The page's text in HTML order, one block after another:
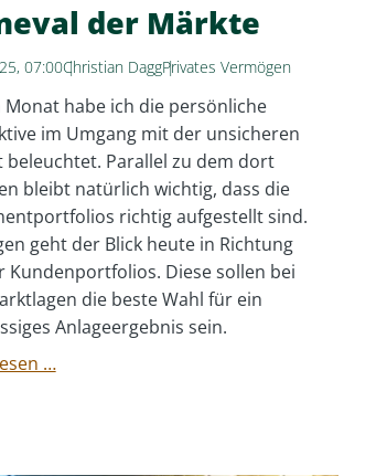
der Märkte
07:00Christian DaggPrivates Vermögen
Monat habe ich die persönliche
im Umgang mit der unsicheren
beleuchtet. Parallel zu dem dort
bleibt natürlich wichtig, dass die
richtig aufgestellt sind.
geht der Blick heute in Richtung
Kundenportfolios. Diese sollen bei
die beste Wahl für ein
Anlageergebnis sein.
…Karneval